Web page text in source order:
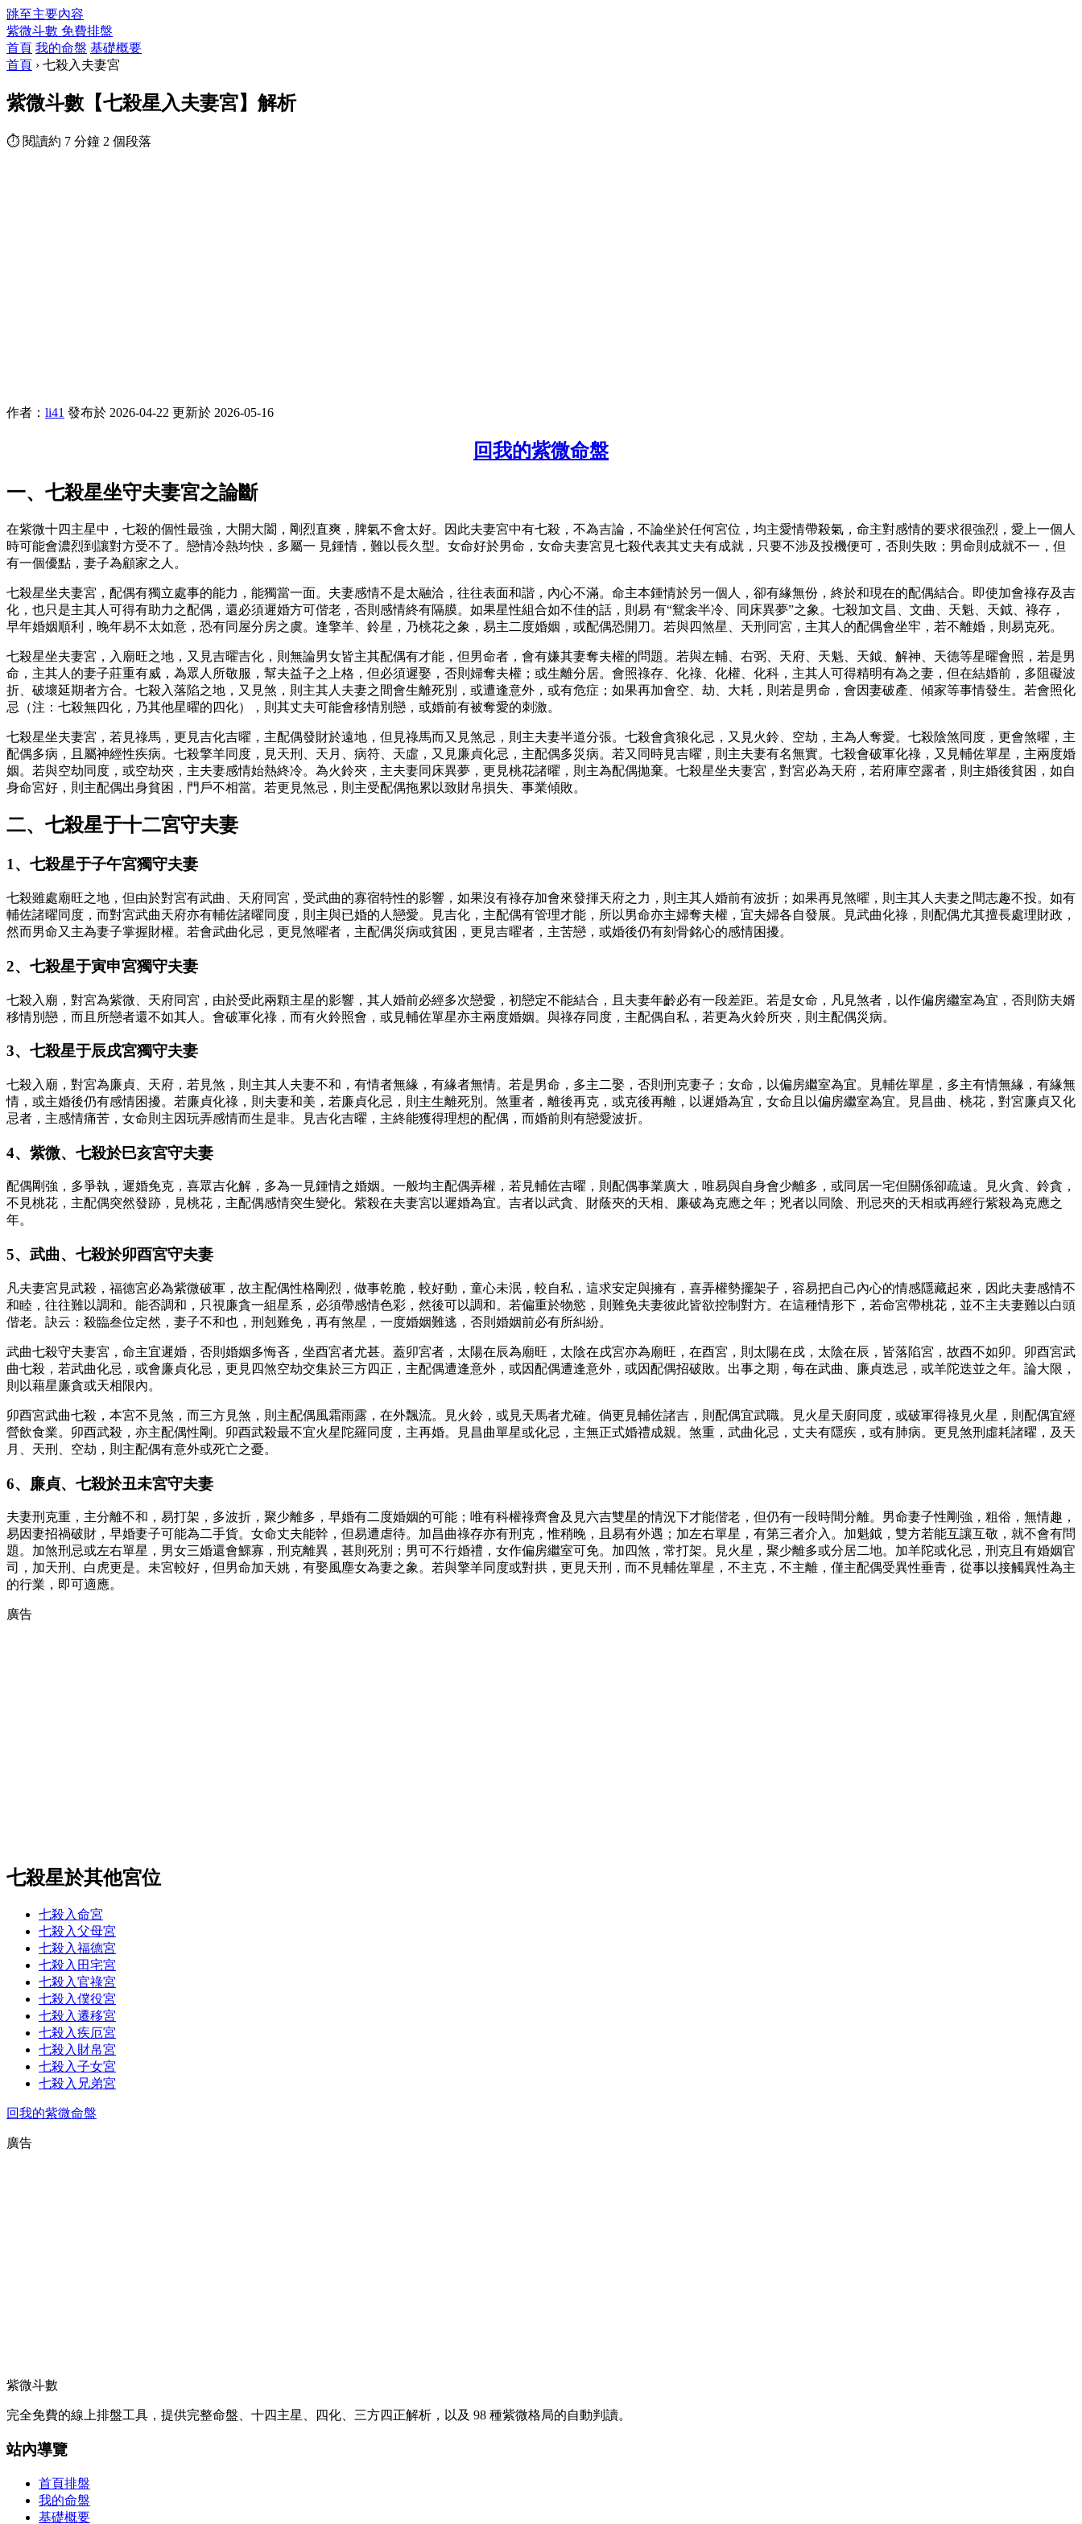
跳至主要內容
紫微斗數 免費排盤
首頁 我的命盤 基礎概要
首頁 › 七殺入夫妻宮
紫微斗數【七殺星入夫妻宮】解析
⏱ 閱讀約 7 分鐘 2 個段落
作者： li41 發布於 2026-04-22 更新於 2026-05-16
回我的紫微命盤
一、七殺星坐守夫妻宮之論斷
在紫微十四主星中，七殺的個性最強，大開大闔，剛烈直爽，脾氣不會太好。因此夫妻宮中有七殺，不為吉論，不論坐於任何宮位，均主愛情帶殺氣，命主對感情的要求很強烈，愛上一個人
時可能會濃烈到讓對方受不了。戀情冷熱均快，多屬一 見鍾情，難以長久型。女命好於男命，女命夫妻宮見七殺代表其丈夫有成就，只要不涉及投機便可，否則失敗；男命則成就不一，但
有一個優點，妻子為顧家之人。
七殺星坐夫妻宮，配偶有獨立處事的能力，能獨當一面。夫妻感情不是太融洽，往往表面和諧，內心不滿。命主本鍾情於另一個人，卻有緣無份，終於和現在的配偶結合。即使加會祿存及吉
化，也只是主其人可得有助力之配偶，還必須遲婚方可偕老，否則感情終有隔膜。如果星性組合如不佳的話，則易 有“鴛衾半冷、同床異夢”之象。七殺加文昌、文曲、天魁、天鉞、祿存，
早年婚姻順利，晚年易不太如意，恐有同屋分房之虞。逢擎羊、鈴星，乃桃花之象，易主二度婚姻，或配偶恐開刀。若與四煞星、天刑同宮，主其人的配偶會坐牢，若不離婚，則易克死。
七殺星坐夫妻宮，入廟旺之地，又見吉曜吉化，則無論男女皆主其配偶有才能，但男命者，會有嫌其妻奪夫權的問題。若與左輔、右弼、天府、天魁、天鉞、解神、天德等星曜會照，若是男
命，主其人的妻子莊重有威，為眾人所敬服，幫夫益子之上格，但必須遲娶，否則婦奪夫權；或生離分居。會照祿存、化祿、化權、化科，主其人可得精明有為之妻，但在結婚前，多阻礙波
折、破壞延期者方合。七殺入落陷之地，又見煞，則主其人夫妻之間會生離死別，或遭逢意外，或有危症；如果再加會空、劫、大耗，則若是男命，會因妻破產、傾家等事情發生。若會照化
忌（注：七殺無四化，乃其他星曜的四化），則其丈夫可能會移情別戀，或婚前有被奪愛的刺激。
七殺星坐夫妻宮，若見祿馬，更見吉化吉曜，主配偶發財於遠地，但見祿馬而又見煞忌，則主夫妻半道分張。七殺會貪狼化忌，又見火鈴、空劫，主為人奪愛。七殺陰煞同度，更會煞曜，主
配偶多病，且屬神經性疾病。七殺擎羊同度，見天刑、天月、病符、天虛，又見廉貞化忌，主配偶多災病。若又同時見吉曜，則主夫妻有名無實。七殺會破軍化祿，又見輔佐單星，主兩度婚
姻。若與空劫同度，或空劫夾，主夫妻感情始熱終冷。為火鈴夾，主夫妻同床異夢，更見桃花諸曜，則主為配偶拋棄。七殺星坐夫妻宮，對宮必為天府，若府庫空露者，則主婚後貧困，如自
身命宮好，則主配偶出身貧困，門戶不相當。若更見煞忌，則主受配偶拖累以致財帛損失、事業傾敗。
二、七殺星于十二宮守夫妻
1、七殺星于子午宮獨守夫妻
七殺雖處廟旺之地，但由於對宮有武曲、天府同宮，受武曲的寡宿特性的影響，如果沒有祿存加會來發揮天府之力，則主其人婚前有波折；如果再見煞曜，則主其人夫妻之間志趣不投。如有
輔佐諸曜同度，而對宮武曲天府亦有輔佐諸曜同度，則主與已婚的人戀愛。見吉化，主配偶有管理才能，所以男命亦主婦奪夫權，宜夫婦各自發展。見武曲化祿，則配偶尤其擅長處理財政，
然而男命又主為妻子掌握財權。若會武曲化忌，更見煞曜者，主配偶災病或貧困，更見吉曜者，主苦戀，或婚後仍有刻骨銘心的感情困擾。
2、七殺星于寅申宮獨守夫妻
七殺入廟，對宮為紫微、天府同宮，由於受此兩顆主星的影響，其人婚前必經多次戀愛，初戀定不能結合，且夫妻年齡必有一段差距。若是女命，凡見煞者，以作偏房繼室為宜，否則防夫婿
移情別戀，而且所戀者還不如其人。會破軍化祿，而有火鈴照會，或見輔佐單星亦主兩度婚姻。與祿存同度，主配偶自私，若更為火鈴所夾，則主配偶災病。
3、七殺星于辰戌宮獨守夫妻
七殺入廟，對宮為廉貞、天府，若見煞，則主其人夫妻不和，有情者無緣，有緣者無情。若是男命，多主二娶，否則刑克妻子；女命，以偏房繼室為宜。見輔佐單星，多主有情無緣，有緣無
情，或主婚後仍有感情困擾。若廉貞化祿，則夫妻和美，若廉貞化忌，則主生離死別。煞重者，離後再克，或克後再離，以遲婚為宜，女命且以偏房繼室為宜。見昌曲、桃花，對宮廉貞又化
忌者，主感情痛苦，女命則主因玩弄感情而生是非。見吉化吉曜，主終能獲得理想的配偶，而婚前則有戀愛波折。
4、紫微、七殺於巳亥宮守夫妻
配偶剛強，多爭執，遲婚免克，喜眾吉化解，多為一見鍾情之婚姻。一般均主配偶弄權，若見輔佐吉曜，則配偶事業廣大，唯易與自身會少離多，或同居一宅但關係卻疏遠。見火貪、鈴貪，
不見桃花，主配偶突然發跡，見桃花，主配偶感情突生變化。紫殺在夫妻宮以遲婚為宜。吉者以武貪、財蔭夾的天相、廉破為克應之年；兇者以同陰、刑忌夾的天相或再經行紫殺為克應之
年。
5、武曲、七殺於卯酉宮守夫妻
凡夫妻宮見武殺，福德宮必為紫微破軍，故主配偶性格剛烈，做事乾脆，較好動，童心未泯，較自私，這求安定與擁有，喜弄權勢擺架子，容易把自己內心的情感隱藏起來，因此夫妻感情不
和睦，往往難以調和。能否調和，只視廉貪一組星系，必須帶感情色彩，然後可以調和。若偏重於物慾，則難免夫妻彼此皆欲控制對方。在這種情形下，若命宮帶桃花，並不主夫妻難以白頭
偕老。訣云：殺臨叁位定然，妻子不和也，刑剋難免，再有煞星，一度婚姻難逃，否則婚姻前必有所糾紛。
武曲七殺守夫妻宮，命主宜遲婚，否則婚姻多悔吝，坐酉宮者尤甚。蓋卯宮者，太陽在辰為廟旺，太陰在戌宮亦為廟旺，在酉宮，則太陽在戌，太陰在辰，皆落陷宮，故酉不如卯。卯酉宮武
曲七殺，若武曲化忌，或會廉貞化忌，更見四煞空劫交集於三方四正，主配偶遭逢意外，或因配偶遭逢意外，或因配偶招破敗。出事之期，每在武曲、廉貞迭忌，或羊陀迭並之年。論大限，
則以藉星廉貪或天相限內。
卯酉宮武曲七殺，本宮不見煞，而三方見煞，則主配偶風霜雨露，在外飄流。見火鈴，或見天馬者尤確。倘更見輔佐諸吉，則配偶宜武職。見火星天廚同度，或破軍得祿見火星，則配偶宜經
營飲食業。卯酉武殺，亦主配偶性剛。卯酉武殺最不宜火星陀羅同度，主再婚。見昌曲單星或化忌，主無正式婚禮成​​親。煞重，武曲化忌，丈夫有隱疾，或有肺病。更見煞刑虛耗諸曜，及天
月、天刑、空劫，則主配偶有意外或死亡之憂。
6、廉貞、七殺於丑未宮守夫妻
夫妻刑克重，主分離不和，易打架，多波折，聚少離多，早婚有二度婚姻的可能；唯有科權祿齊會及見六吉雙星的情況下才能偕老，但仍有一段時間分離。男命妻子性剛強，粗俗，無情趣，
易因妻招禍破財，早婚妻子可能為二手貨。女命丈夫能幹，但易遭虐待。加昌曲祿存亦有刑克，惟稍晚，且易有外遇；加左右單星，有第三者介入。加魁鉞，雙方若能互讓互敬，就不會有問
題。加煞刑忌或左右單星，男女三婚還會鰥寡，刑克離異，甚則死別；男可不行婚禮，女作偏房繼室可免。加四煞，常打架。見火星，聚少離多或分居二地。加羊陀或化忌，刑克且有婚姻官
司，加天刑、白虎更是。未宮較好，但男命加天姚，有娶風塵女為妻之象。若與擎羊同度或對拱，更見天刑，而不見輔佐單星，不主克，不主離，僅主配偶受異性垂青，從事以接觸異性為主
的行業，即可適應。
廣告
七殺星於其他宮位
七殺入命宮
七殺入父母宮
七殺入福德宮
七殺入田宅宮
七殺入官祿宮
七殺入僕役宮
七殺入遷移宮
七殺入疾厄宮
七殺入財帛宮
七殺入子女宮
七殺入兄弟宮
回我的紫微命盤
廣告
紫微斗數
完全免費的線上排盤工具，提供完整命盤、十四主星、四化、三方四正解析，以及 98 種紫微格局的自動判讀。
站內導覽
首頁排盤
我的命盤
基礎概要